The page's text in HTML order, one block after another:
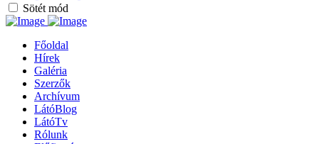
Sötét mód
Főoldal
Hírek
Galéria
Szerzők
Archívum
LátóBlog
LátóTv
Rólunk